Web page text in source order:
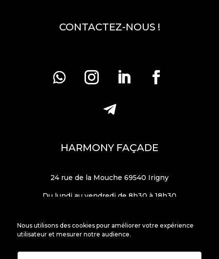
Nous utilisons des cookies pour améliorer votre expérience
utilisateur et mesurer notre audience.
CONTACTEZ-NOUS !
HARMONY FAÇADE
24 rue de la Mouche 69540 Irigny
Du lundi au vendredi de 8h30 à 18h30